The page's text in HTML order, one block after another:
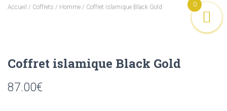
Accueil / Coffrets / Homme / Coffret islamique Black Gold
Coffret islamique Black Gold
87.00€
0